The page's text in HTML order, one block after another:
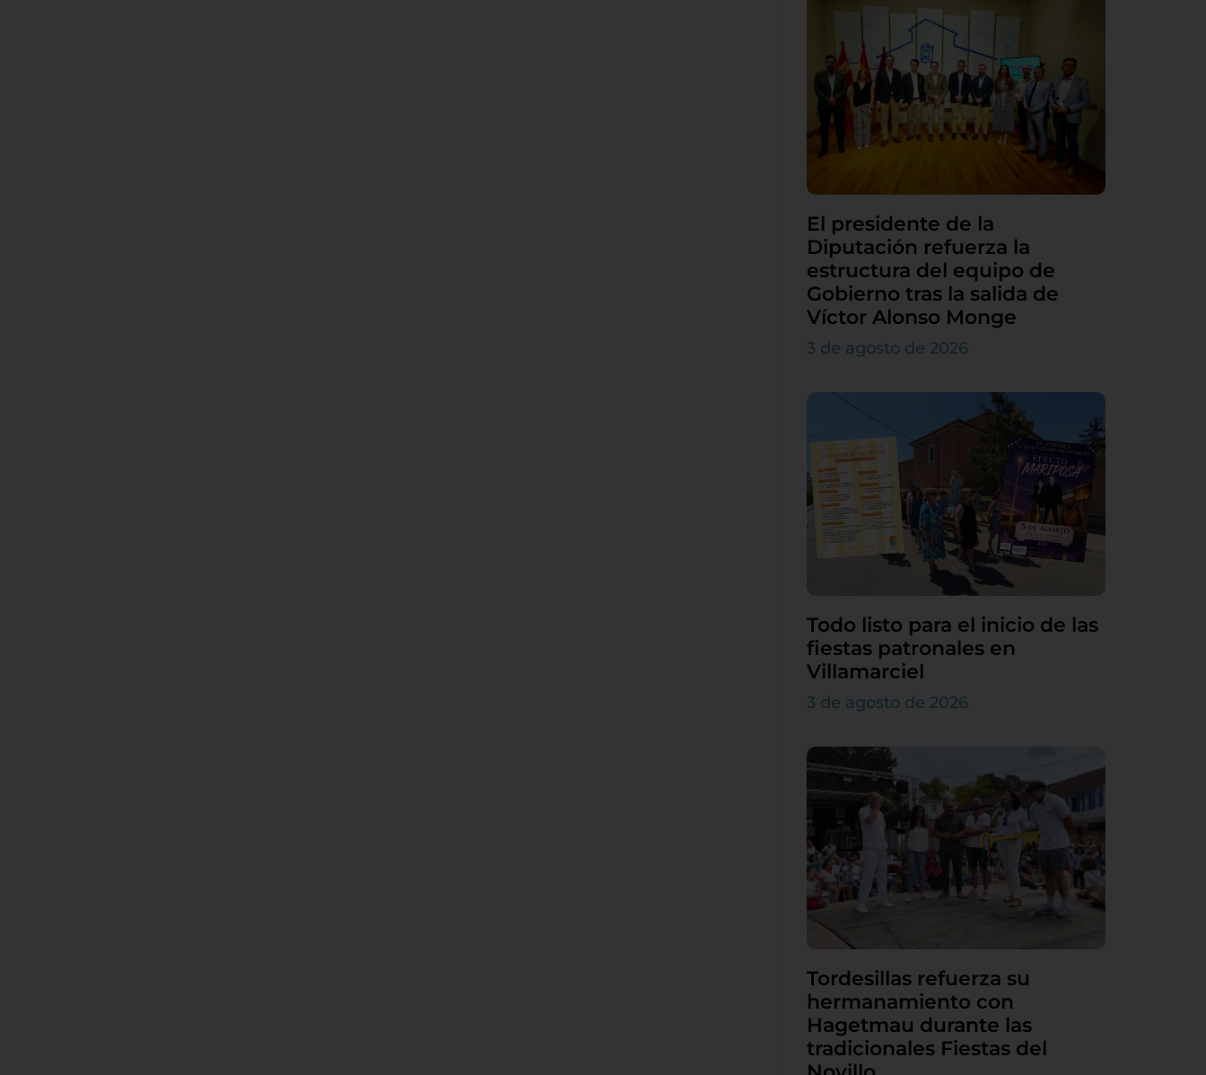
El presidente de la
Diputación refuerza la
estructura del equipo de
Gobierno tras la salida de
Víctor Alonso Monge
3 de agosto de 2026
Todo listo para el inicio de las
fiestas patronales en
Villamarciel
3 de agosto de 2026
Tordesillas refuerza su
hermanamiento con
Hagetmau durante las
tradicionales Fiestas del